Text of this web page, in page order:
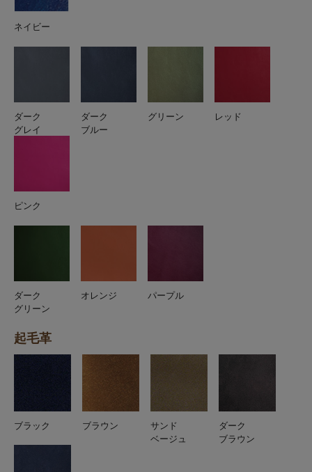
ネイビー
ダーク
グレイ
ダーク
ブルー
グリーン レッド
ピンク
ダーク
グリーン
オレンジ パープル
起毛革
ブラック ブラウン
サンド
ベージュ
ダーク
ブラウン